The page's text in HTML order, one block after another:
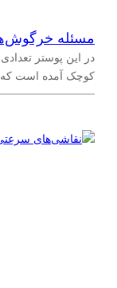
مسئله
در این پوستر
کوچک آمده است که